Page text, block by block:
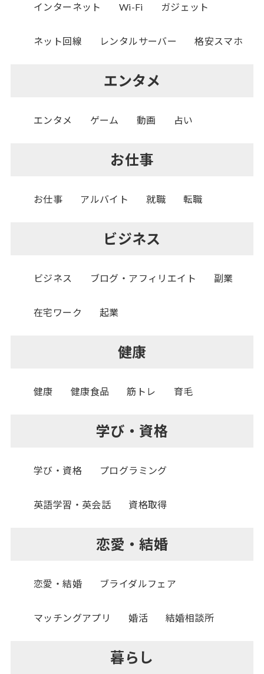
インターネット Wi-Fi ガジェット
ネット回線 レンタルサーバー 格安スマホ
エンタメ
エンタメ ゲーム 動画 占い
お仕事
お仕事 アルバイト 就職 転職
ビジネス
ビジネス ブログ・アフィリエイト 副業
在宅ワーク 起業
健康
健康 健康食品 筋トレ 育毛
学び・資格
学び・資格 プログラミング
英語学習・英会話 資格取得
恋愛・結婚
恋愛・結婚 ブライダルフェア
マッチングアプリ 婚活 結婚相談所
暮らし